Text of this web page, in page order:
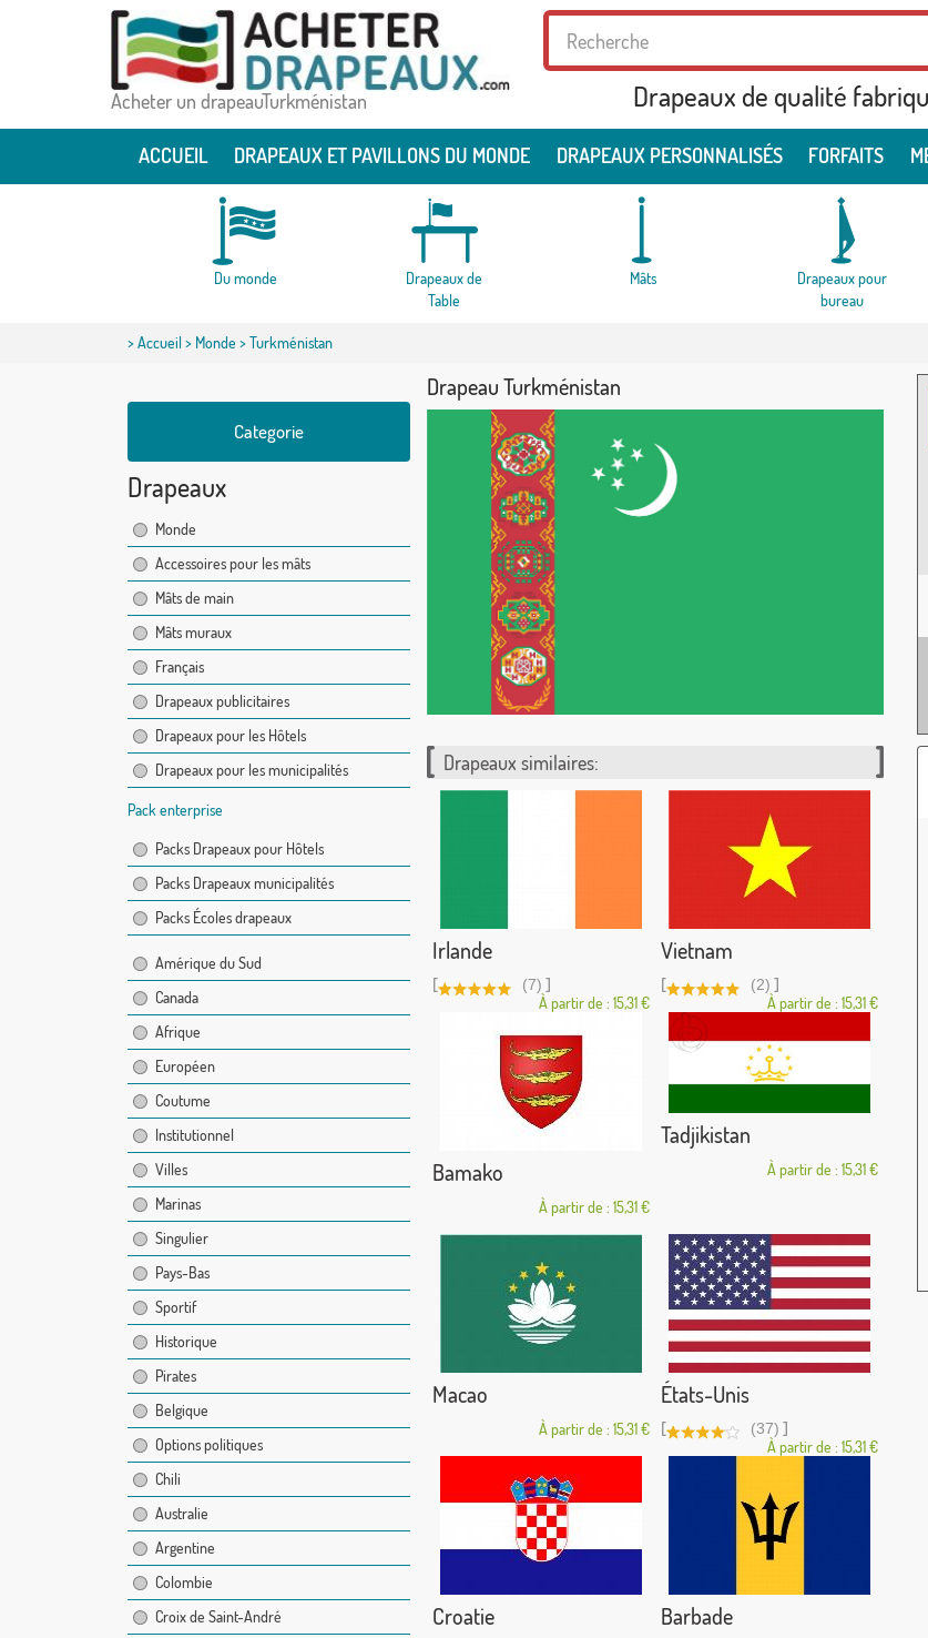
Acheter un drapeauTurkménistan Drapeaux de qualité
ACCUEIL DRAPEAUX ET PAVILLONS DU MONDE DRAPEAUX PERSONNALISÉS FORFAITS
Du monde
Drapeaux de
Table
Mâts
Drapeaux pour
bureau
>Accueil> Monde > Turkménistan
Categorie
Drapeaux
Monde
Accessoires pour les mâts
Mâts de main
Mâts muraux
Français
Drapeaux publicitaires
Drapeaux pour les Hôtels
Drapeaux pour les municipalités
Pack enterprise
Packs Drapeaux pour Hôtels
Packs Drapeaux municipalités
Packs Écoles drapeaux
Amérique du Sud
Canada
Afrique
Européen
Coutume
Institutionnel
Villes
Marinas
Singulier
Pays-Bas
Sportif
Historique
Pirates
Belgique
Options politiques
Chili
Australie
Argentine
Colombie
Croix de Saint-André
Drapeau Turkménistan
Drapeaux similaires:
Irlande
[ (7) ]
À partir de : 15,31 €
Vietnam
[ (2) ]
À partir de : 15,31 €
Bamako
À partir de : 15,31 €
Tadjikistan
À partir de : 15,31 €
Macao
À partir de : 15,31 €
États-Unis
[ (37) ]
À partir de : 15,31 €
Croatie Barbade